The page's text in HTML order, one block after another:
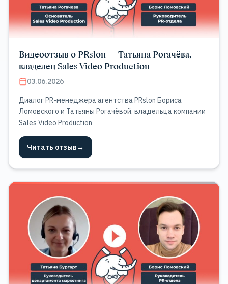
Видеоотзыв о PRslon — Татьяна Рогачёва,
владелец Sales Video Production
03.06.2026
Диалог PR-менеджера агентства PRslon Бориса
Ломовского и Татьяны Рогачёвой, владельца компании
Sales Video Production
Читать отзыв→